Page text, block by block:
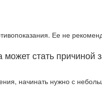
Ее не
стать причиной
начинать нужно с